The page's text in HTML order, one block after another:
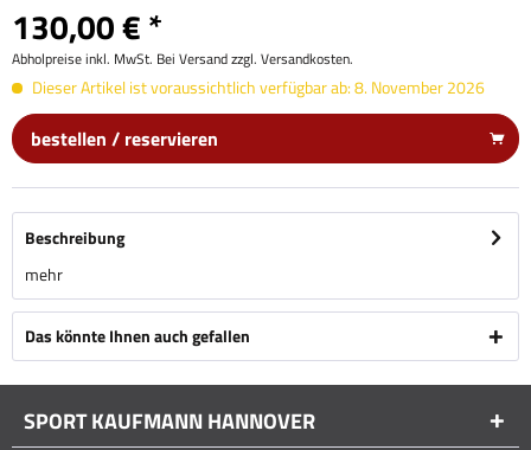
130,00 € *
Abholpreise inkl. MwSt. Bei Versand zzgl. Versandkosten.
Dieser Artikel ist voraussichtlich verfügbar ab: 8. November 2026
bestellen / reservieren
Beschreibung
mehr
Das könnte Ihnen auch gefallen
SPORT KAUFMANN HANNOVER